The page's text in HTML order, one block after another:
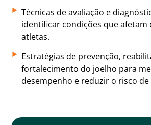
Técnicas de avaliação e
identificar condições que afetam
atletas.
Estratégias de prevenção,
fortalecimento do joelho para
desempenho e reduzir o risco de